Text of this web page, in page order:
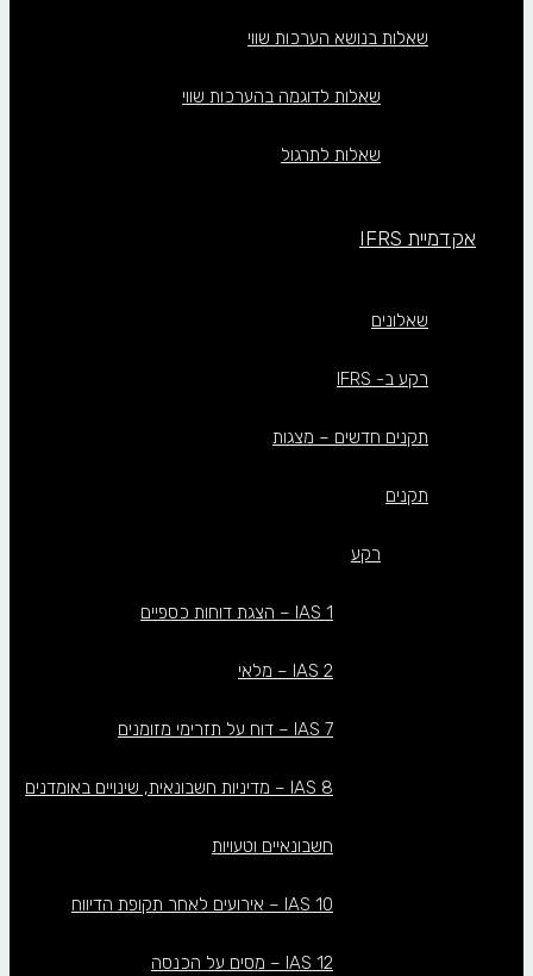
שאלות בנושא הערכות שווי
שאלות לדוגמה בהערכות שווי
שאלות לתרגול
אקדמיית IFRS
שאלונים
רקע ב- IFRS
תקנים חדשים – מצגות
תקנים
רקע
IAS 1 – הצגת דוחות כספיים
IAS 2 – מלאי
IAS 7 – דוח על תזרימי מזומנים
IAS 8 – מדיניות חשבונאית, שינויים באומדנים
חשבונאיים וטעויות
IAS 10 – אירועים לאחר תקופת הדיווח
IAS 12 – מסים על הכנסה